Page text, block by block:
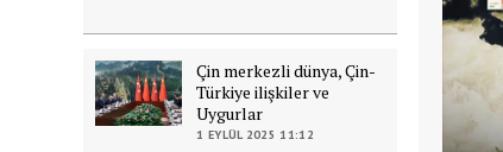
Çin merkezli dünya, Çin-
Türkiye ilişkiler ve
Uygurlar
1 EYLÜL 2025 11:12